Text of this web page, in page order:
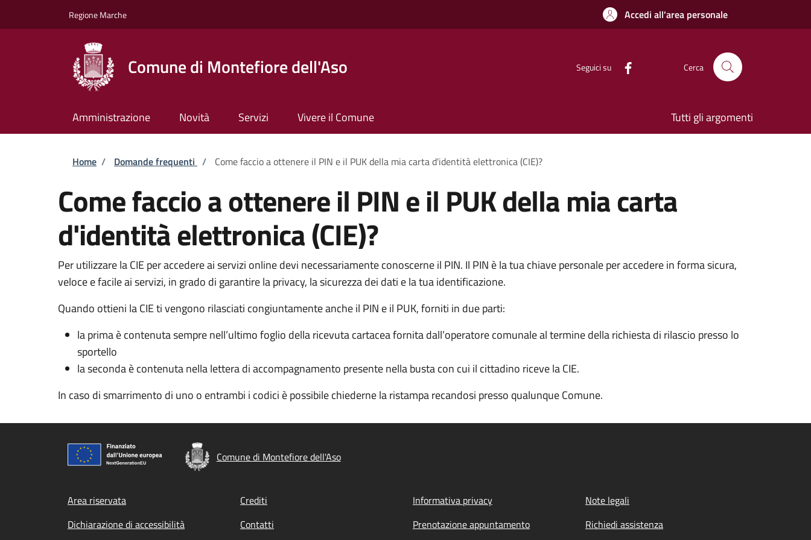
Regione Marche Accedi all'area personale
Comune di Montefiore dell'Aso Seguici su Cerca
Amministrazione Novità Servizi Vivere il Comune Tutti gli argomenti
Briciole di pane
Home / Domande frequenti / Come faccio a ottenere il PIN e il PUK della mia carta d'identità elettronica (CIE)?
Come faccio a ottenere il PIN e il PUK della mia carta
d'identità elettronica (CIE)?
Per utilizzare la CIE per accedere ai servizi online devi necessariamente conoscerne il PIN. Il PIN è la tua chiave personale per accedere in forma sicura,
veloce e facile ai servizi, in grado di garantire la privacy, la sicurezza dei dati e la tua identificazione.
Quando ottieni la CIE ti vengono rilasciati congiuntamente anche il PIN e il PUK, forniti in due parti:
la prima è contenuta sempre nell’ultimo foglio della ricevuta cartacea fornita dall’operatore comunale al termine della richiesta di rilascio presso lo
sportello
la seconda è contenuta nella lettera di accompagnamento presente nella busta con cui il cittadino riceve la CIE.
In caso di smarrimento di uno o entrambi i codici è possibile chiederne la ristampa recandosi presso qualunque Comune.
Comune di Montefiore dell'Aso
Footer menu
Area riservata Crediti Informativa privacy
Note legali
Dichiarazione di accessibilità
Contatti Prenotazione appuntamento Richiedi assistenza